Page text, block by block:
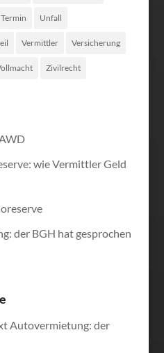
Termin Unfall
Vermittler Versicherung
Zivilrecht
wie Vermittler Geld
der BGH hat gesprochen
Autovermietung: der